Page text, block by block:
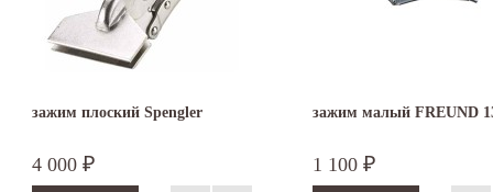
зажим плоский Spengler
4 000 ₽
зажим малый FREUND
1 100 ₽